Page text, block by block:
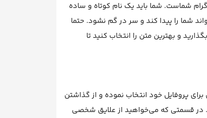
شماست. شما باید یک نام کوتاه و ساده
شما را پیدا کند و سر در گم نشود. حتما
و بهترین متن را انتخاب کنید تا
پروفایل خود انتخاب نموده و از گذاشتن
قسمتی که می‌خواهید از علایق شخصی